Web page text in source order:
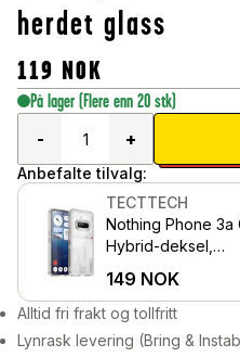
herdet glass
119 NOK
På lager (Flere enn 20 stk)
-
+
Anbefalte tilvalg:
TECTTECH
Nothing Phone 3a
Hybrid-deksel,
149 NOK
Alltid fri frakt og tollfritt
Lynrask levering (Bring &